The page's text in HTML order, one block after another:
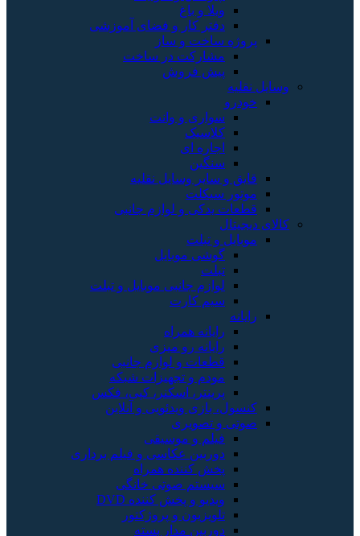
ویلا و باغ
دفتر کار و فضای آموزشی
پروژه ساخت و ساز
مشارکت در ساخت
پیش فروش
وسایل نقلیه
خودرو
سواری و وانت
کلاسیک
اجاره ای
سنگین
قایق و سایر وسایل نقلیه
موتور سیکلت
قطعات یدکی و لوازم جانبی
کالای دیجیتال
موبایل و تبلت
گوشی موبایل
تبلت
لوازم جانبی موبایل و تبلت
سیم کارت
رایانه
رایانه همراه
رایانه رو میزی
قطعات و لوازم جانبی
مودم و تجهیزات شبکه
پرینتر، اسکنر، کپی، فکس
کنسول، بازی‌ ویدئویی و آنلاین
صوتی و تصویری
فیلم و موسیقی
دوربین عکاسی و فیلم برداری
پخش کننده همراه
سیستم صوتی خانگی
ویدیو و پخش کننده DVD
تلویزیون و پروژکتور
دوربین مدار بسته